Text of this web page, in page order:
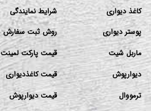
کاغذ دیواری
پوستر دیواری
ماربل شیت
دیوارپوش
ترمووال
شرایط نمایندگی
روش ثبت سفارش
قیمت پارکت لمینت
قیمت کاغذدیواری
قیمت دیوارپوش